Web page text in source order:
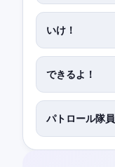
いけ！
できるよ！
パトロール隊員